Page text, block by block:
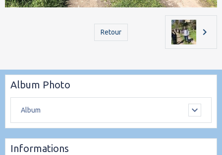
Retour
Album Photo
Album
Informations